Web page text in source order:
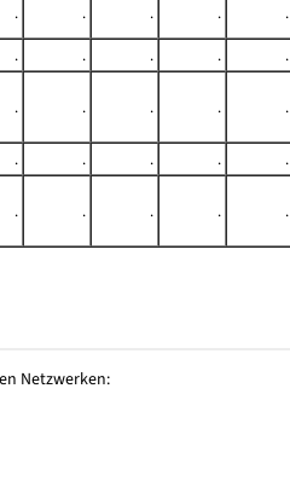
. . . . .
. . . . .
. . . . .
. . . . .
. . . . .
Netzwerken: